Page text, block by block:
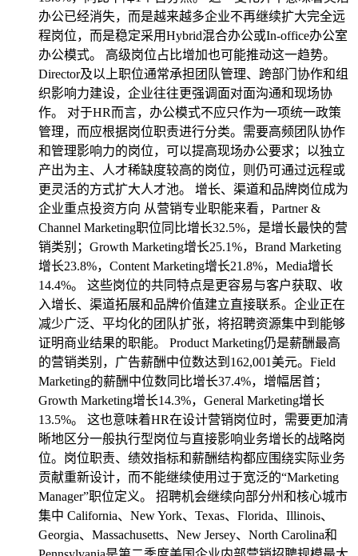
办公已经消失，而是越来越多企业不再继续扩大完全远
程岗位，而是稳定采用Hybrid混合办公或In-office办公室
办公模式。 高级岗位占比增加也可能推动这一趋势。
Director及以上职位通常承担团队管理、跨部门协作和组
织影响力建设，企业往往更强调面对面沟通和现场协
作。 对于HR而言，办公模式不应只作为一项统一政策
管理，而应根据岗位职责进行分类。需要高频团队协作
和管理影响力的岗位，可以提高现场办公要求；以独立
产出为主、人才稀缺度较高的岗位，则仍可通过远程或
更灵活的方式扩大人才池。 增长、渠道和品牌岗位成为
企业重点投资方向 从营销专业职能来看，Partner &
Channel Marketing职位同比增长32.5%，是增长最快的营
销类别；Growth Marketing增长25.1%，Brand Marketing
增长23.8%，Content Marketing增长21.8%，Media增长
14.4%。 这些岗位的共同特点是更容易与客户获取、收
入增长、渠道拓展和品牌价值建立直接联系。企业正在
减少广泛、平均化的团队扩张，将招聘资源集中到能够
证明商业结果的职能。 Product Marketing仍是薪酬最高
的营销类别，广告薪酬中位数达到162,001美元。Field
Marketing的薪酬中位数同比增长37.4%，增幅居首；
Growth Marketing增长14.3%，General Marketing增长
13.5%。 这也意味着HR在设计营销岗位时，需要更加清
晰地区分一般执行型岗位与直接影响业务增长的战略岗
位。岗位职责、绩效指标和薪酬结构都应围绕实际业务
贡献重新设计，而不能继续使用过于宽泛的“Marketing
Manager”职位定义。 招聘机会继续向部分州和核心城市
集中 California、New York、Texas、Florida、Illinois、
Georgia、Massachusetts、New Jersey、North Carolina和